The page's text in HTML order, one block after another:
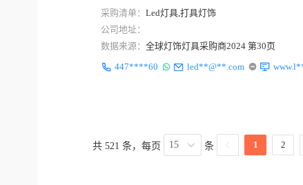
采购清单： Led灯具,打具灯饰
公司地址：
数据来源： 全球灯饰灯具采购商2024 第30页
447****60
led**@**.com
共 521 条，每页 15 条 1 2